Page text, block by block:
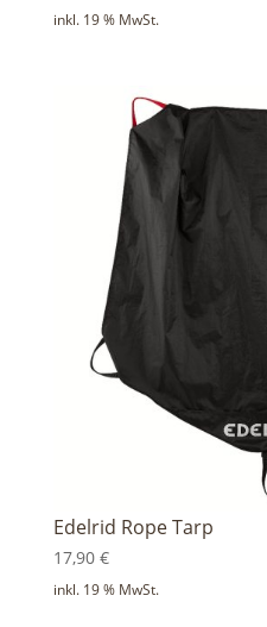
inkl. 19 % MwSt.
Edelrid Rope Tarp
17,90 €
inkl. 19 % MwSt.